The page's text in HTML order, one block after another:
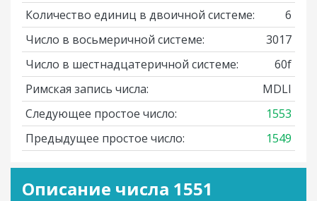
Количество единиц в двоичной системе:
6
Число в восьмеричной системе:
3017
Число в шестнадцатеричной системе:
60f
Римская запись числа:
MDLI
Следующее простое число:
1553
Предыдущее простое число:
1549
Описание числа 1551